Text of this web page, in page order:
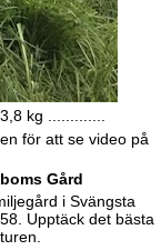
kg .............
för att se video på
Gård
i Svängsta
Upptäck det bästa